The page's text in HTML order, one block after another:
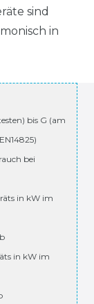
sind
in
bis G (am
bei
in kW im
in kW im